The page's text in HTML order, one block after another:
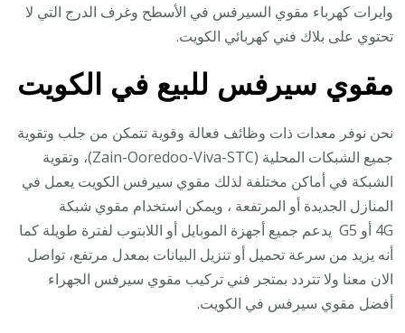
وايرات كهرباء مقوي السيرفس في الأسطح وغرف الدرج التي لا
تحتوي على بلاك فني كهربائي الكويت.
مقوي سيرفس للبيع في الكويت
نحن نوفر معدات ذات وظائف فعالة وقوية تتمكن من جلب وتقوية
جميع الشبكات المحلية (Zain-Ooredoo-Viva-STC)، وتقوية
الشبكة في أماكن مختلفة لذلك مقوي سيرفس الكويت يعمل في
المنازل الجديدة أو المرتفعة ، ويمكن استخدام مقوي شبكة
4G أو G5 يدعم جميع أجهزة الموبايل أو اللابتوب لفترة طويلة كما
أنه يزيد من سرعة تحميل أو تنزيل البيانات بمعدل مرتفع، تواصل
الان معنا ولا تتردد بمتجر فني تركيب مقوي سيرفس الجهراء
أفضل مقوي سيرفس في الكويت.